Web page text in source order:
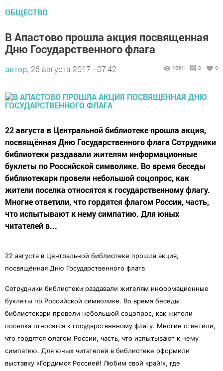
ОБЩЕСТВО
В Апастово прошла акция посвященная
Дню Государственного флага
автор, 26 августа 2017 - 07:42 1061 0 0
22 августа в Центральной библиотеке прошла акция,
посвящённая Дню Государственного флага Сотрудники
библиотеки раздавали жителям информационные
буклеты по Российской символике. Во время беседы
библиотекари провели небольшой соцопрос, как
жители поселка относятся к государственному флагу.
Многие ответили, что гордятся флагом России, часть,
что испытывают к нему симпатию. Для юных
читателей в...
22 августа в Центральной библиотеке прошла акция,
посвящённая Дню Государственного флага
Сотрудники библиотеки раздавали жителям информационные
буклеты по Российской символике. Во время беседы
библиотекари провели небольшой соцопрос, как жители
поселка относятся к государственному флагу. Многие ответили,
что гордятся флагом России, часть, что испытывают к нему
симпатию. Для юных читателей в библиотеке оформили
выставку «Гордимся Россией! Любим свой край!», где